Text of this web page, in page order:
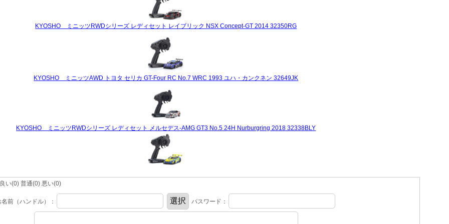
KYOSHO ミニッツRWDシリーズ レディセット レイブリック NSX Concept-GT 2014 32350RG
KYOSHO ミニッツAWD トヨタ セリカ GT-Four RC No.7 WRC 1993 ユハ・カンクネン 32649JK
KYOSHO ミニッツRWDシリーズ レディセット メルセデス-AMG GT3 No.5 24H Nurburgring 2018 32338BLY
(0) 普通(0) 悪い(0)
名前（ハンドル）： パスワード：